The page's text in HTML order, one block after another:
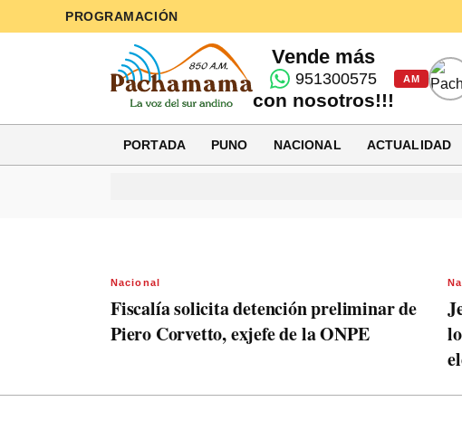
PROGRAMACIÓN
Vende más
951300575
con nosotros!!!
AM
PORTADA PUNO NACIONAL ACTUALIDAD
Nacional
Fiscalía solicita detención preliminar de
Piero Corvetto, exjefe de la ONPE